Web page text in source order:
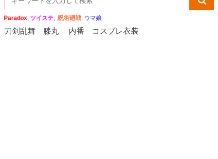
Paradox, ツイステ, ,呪術廻戦, ウマ娘